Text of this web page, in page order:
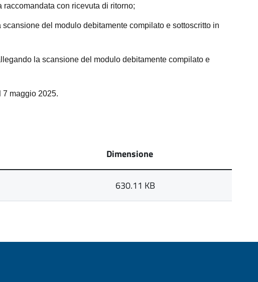
raccomandata con ricevuta di ritorno;
del modulo debitamente compilato e sottoscritto in
la scansione del modulo debitamente compilato e
7 maggio 2025.
Dimensione
630.11 KB